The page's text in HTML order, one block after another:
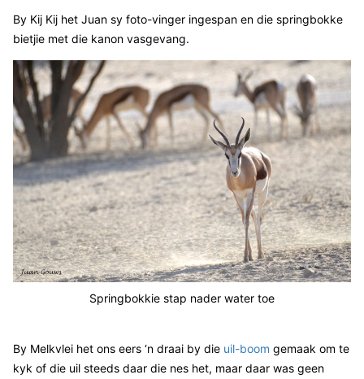
By Kij Kij het Juan sy foto-vinger ingespan en die springbokke
bietjie met die kanon vasgevang.
Springbokkie stap nader water toe
By Melkvlei het ons eers ‘n draai by die uil-boom gemaak om te
kyk of die uil steeds daar die nes het, maar daar was geen